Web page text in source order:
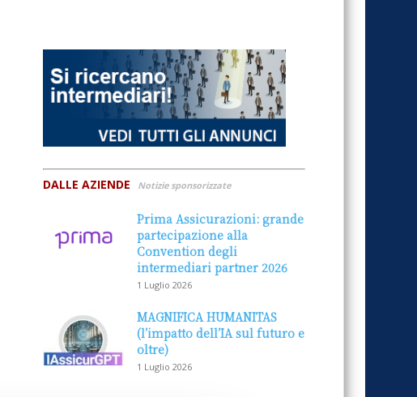
DALLE AZIENDE Notizie sponsorizzate
Prima Assicurazioni: grande
partecipazione alla
Convention degli
intermediari partner 2026
1 Luglio 2026
MAGNIFICA HUMANITAS
(l’impatto dell’IA sul futuro e
oltre)
1 Luglio 2026